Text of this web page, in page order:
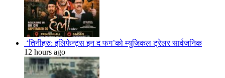
‘तिनीहरु: इलिफेन्ट्स इन द फग’को म्युजिकल ट्रेलर सार्वजनिक
12 hours ago